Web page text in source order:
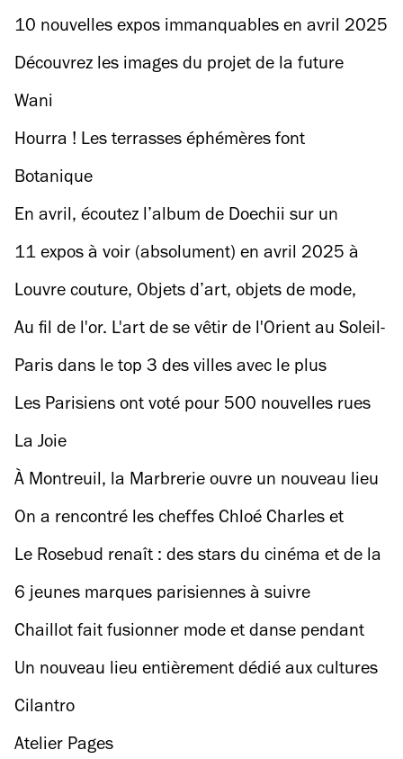
10 nouvelles expos immanquables en avril 2025
Découvrez les images du projet de la future
place de la Concorde, entre pelouses immenses
et place réduite pour les voitures
Wani
Hourra ! Les terrasses éphémères font
officiellement leur retour à Paris
Botanique
En avril, écoutez l’album de Doechii sur un
système-son de folie dans le 11e
11 expos à voir (absolument) en avril 2025 à
Paris
Louvre couture, Objets d’art, objets de mode,
Paris
Au fil de l'or. L'art de se vêtir de l'Orient au Soleil-
Levant.
Paris dans le top 3 des villes avec le plus
d'espaces verts du monde
Les Parisiens ont voté pour 500 nouvelles rues
piétonnes végétalisées
La Joie
À Montreuil, la Marbrerie ouvre un nouveau lieu
culturel planqué dans un cinéma historique
On a rencontré les cheffes Chloé Charles et
Maddalena Spagnolo avant leur grand dîner
solidaire chez
Le Rosebud renaît : des stars du cinéma et de la
musique à la rescousse d’un bar culte
6 jeunes marques parisiennes à suivre
absolument
Chaillot fait fusionner mode et danse pendant
deux jours en avril
Un nouveau lieu entièrement dédié aux cultures
urbaines ouvre à la Villette
Cilantro
Atelier Pages